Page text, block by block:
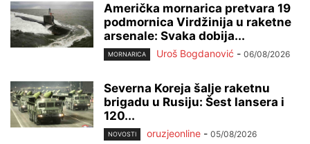
Američka mornarica pretvara 19
podmornica Virdžinija u raketne
arsenale: Svaka dobija...
MORNARICA Uroš Bogdanović - 06/08/2026
Severna Koreja šalje raketnu
brigadu u Rusiju: Šest lansera i
120...
NOVOSTI oruzjeonline - 05/08/2026